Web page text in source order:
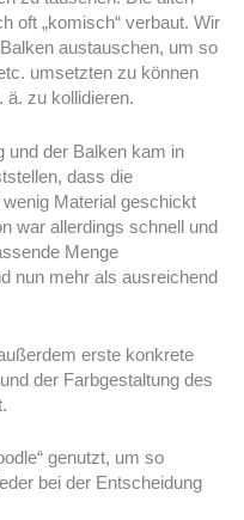
oft „komisch“ verbaut. Wir
austauschen, um so
umsetzten zu können
ä. zu kollidieren.
und der Balken kam in
dass die
wenig Material geschickt
war allerdings schnell und
Menge
nun mehr als ausreichend
erste konkrete
der Farbgestaltung des
genutzt, um so
bei der Entscheidung